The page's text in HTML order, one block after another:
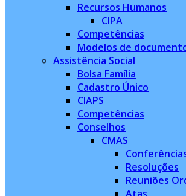
Recursos Humanos
CIPA
Competências
Modelos de
Assistência Social
Bolsa Família
Cadastro Único
CIAPS
Competências
Conselhos
CMAS
Resoluções
Reuniões